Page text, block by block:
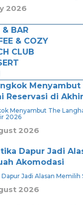
2026
& BAR
& COZY
CLUB
Menyambut The
2026
2026
Jadi Alasan Memilih
2026